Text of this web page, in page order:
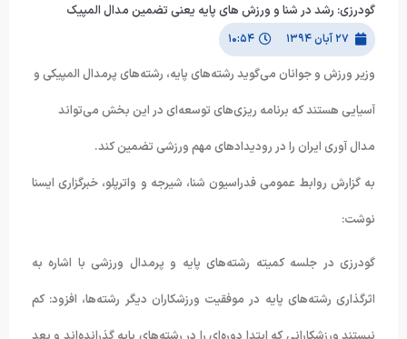
گودرزی: رشد در شنا و ورزش های پایه یعنی تضمین مدال المپیک
۲۷ آبان ۱۳۹۴ ۱۰:۵۴
وزیر ورزش و جوانان می‌گوید رشته‌های پایه، رشته‌های پرمدال المپیکی و
آسیایی هستند که برنامه ریزی‌های توسعه‌ای در این بخش می‌تواند
مدال آوری ایران را در رودیدادهای مهم ورزشی تضمین کند.
به گزارش روابط عمومی فدراسیون شنا، شیرجه و واترپلو، خبرگزاری ایسنا
نوشت:
گودرزی در جلسه کمیته رشته‌های پایه و پرمدال ورزشی با اشاره به
اثرگذاری رشته‌های پایه در موفقیت ورزشکاران دیگر رشته‌ها، افزود: کم